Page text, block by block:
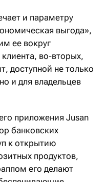
и параметру
выгода»,
ее вокруг
во-вторых,
доступной не только
и для владельцев
приложения Jusan
банковских
к открытию
продуктов,
его делают